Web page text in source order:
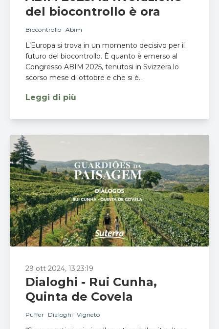
del biocontrollo è ora
Biocontrollo Abim
L’Europa si trova in un momento decisivo per il
futuro del biocontrollo. È quanto è emerso al
Congresso ABIM 2025, tenutosi in Svizzera lo
scorso mese di ottobre e che si è..
Leggi di più
29 ott 2024, 13:23:19
Dialoghi - Rui Cunha,
Quinta de Covela
Puffer Dialoghi Vigneto